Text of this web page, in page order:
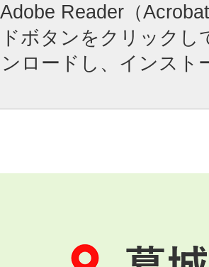
Reader（
ボタンをクリックし
ロードし、インスト
葛